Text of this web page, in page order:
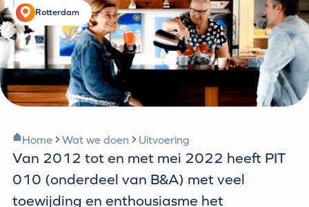
Rotterdam
Home Wat we doen Uitvoering
Van 2012 tot en met mei 2022 heeft PIT
010 (onderdeel van B&A) met veel
toewijding en enthousiasme het